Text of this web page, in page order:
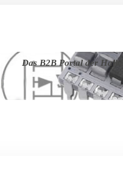
Das B2B Portal der